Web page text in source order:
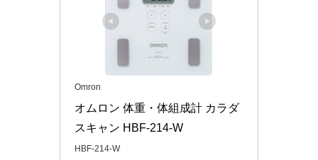
Omron
オムロン 体重・体組成計 カラダ
スキャン HBF-214-W
HBF-214-W